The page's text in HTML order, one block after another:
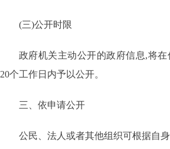
(三)公开时限
政府机关主动公开的政府信息,将在
20个工作日内予以公开。
三、依申请公开
公民、法人或者其他组织可根据自